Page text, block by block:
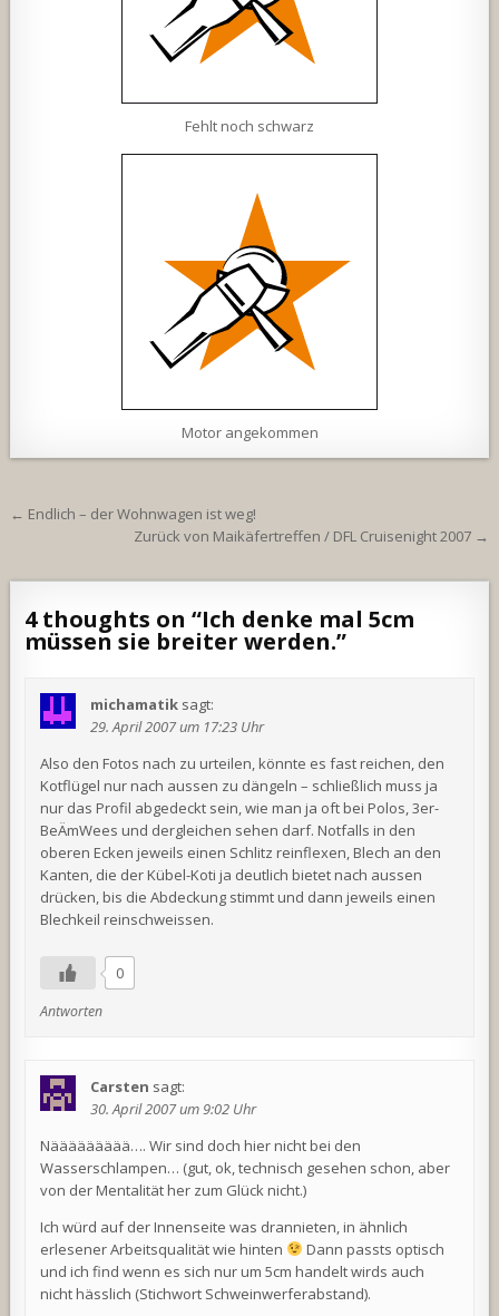
Fehlt noch schwarz
Motor angekommen
Beitragsnavigation
← Endlich – der Wohnwagen ist weg!
Zurück von Maikäfertreffen / DFL Cruisenight 2007 →
4 thoughts on “Ich denke mal 5cm
müssen sie breiter werden.”
michamatik sagt:
29. April 2007 um 17:23 Uhr
Also den Fotos nach zu urteilen, könnte es fast reichen, den
Kotflügel nur nach aussen zu dängeln – schließlich muss ja
nur das Profil abgedeckt sein, wie man ja oft bei Polos, 3er-
BeÄmWees und dergleichen sehen darf. Notfalls in den
oberen Ecken jeweils einen Schlitz reinflexen, Blech an den
Kanten, die der Kübel-Koti ja deutlich bietet nach aussen
drücken, bis die Abdeckung stimmt und dann jeweils einen
Blechkeil reinschweissen.
0
Antworten
Carsten sagt:
30. April 2007 um 9:02 Uhr
Näääääääää…. Wir sind doch hier nicht bei den
Wasserschlampen… (gut, ok, technisch gesehen schon, aber
von der Mentalität her zum Glück nicht.)
Ich würd auf der Innenseite was drannieten, in ähnlich
erlesener Arbeitsqualität wie hinten
Dann passts optisch
und ich find wenn es sich nur um 5cm handelt wirds auch
nicht hässlich (Stichwort Schweinwerferabstand).